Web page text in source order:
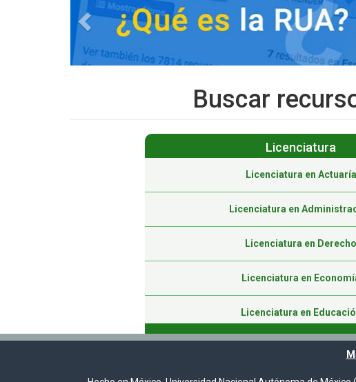
Buscar
Licenciatura
Licenciatura en Actuaría
Licenciatura en
Licenciatura en Derecho
Licenciatura en
Licenciatura en